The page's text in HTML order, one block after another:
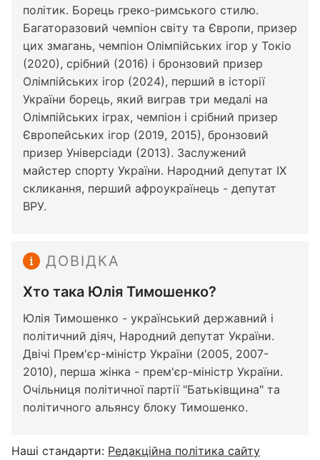
політик. Борець греко-римського стилю.
Багаторазовий чемпіон світу та Європи, призер
цих змагань, чемпіон Олімпійських ігор у Токіо
(2020), срібний (2016) і бронзовий призер
Олімпійських ігор (2024), перший в історії
України борець, який виграв три медалі на
Олімпійських іграх, чемпіон і срібний призер
Європейських ігор (2019, 2015), бронзовий
призер Універсіади (2013). Заслужений
майстер спорту України. Народний депутат IX
скликання, перший афроукраїнець - депутат
ВРУ.
ДОВІДКА
Хто така Юлія Тимошенко?
Юлія Тимошенко - український державний і
політичний діяч, Народний депутат України.
Двічі Прем'єр-міністр України (2005, 2007-
2010), перша жінка - прем'єр-міністр України.
Очільниця політичної партії "Батьківщина" та
політичного альянсу блоку Тимошенко.
Наші стандарти: Редакційна політика сайту